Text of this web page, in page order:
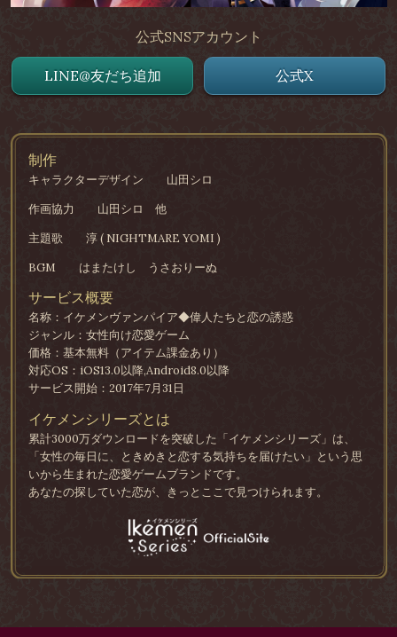
公式SNSアカウント
LINE@友だち追加 公式X
制作
キャラクターデザイン
山田シロ
作画協力
山田シロ 他
主題歌
淳 ( NIGHTMARE YOMI )
BGM
はまたけし うさおりーぬ
サービス概要
名称：イケメンヴァンパイア◆偉人たちと恋の誘惑
ジャンル：女性向け恋愛ゲーム
価格：基本無料（アイテム課金あり）
対応OS：iOS13.0以降,Android8.0以降
サービス開始：2017年7月31日
イケメンシリーズとは
累計3000万ダウンロードを突破した「イケメンシリーズ」は、
「女性の毎日に、ときめきと恋する気持ちを届けたい」という思
いから生まれた恋愛ゲームブランドです。
あなたの探していた恋が、きっとここで見つけられます。